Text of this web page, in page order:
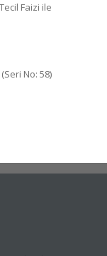
Faizi ile
No: 58)